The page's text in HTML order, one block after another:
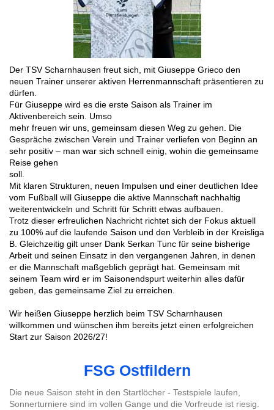
Der TSV Scharnhausen freut sich, mit Giuseppe Grieco den
neuen Trainer unserer aktiven Herrenmannschaft präsentieren zu
dürfen.
Für Giuseppe wird es die erste Saison als Trainer im
Aktivenbereich sein. Umso
mehr freuen wir uns, gemeinsam diesen Weg zu gehen. Die
Gespräche zwischen Verein und Trainer verliefen von Beginn an
sehr positiv – man war sich schnell einig, wohin die gemeinsame
Reise gehen
soll.
Mit klaren Strukturen, neuen Impulsen und einer deutlichen Idee
vom Fußball will Giuseppe die aktive Mannschaft nachhaltig
weiterentwickeln und Schritt für Schritt etwas aufbauen.
Trotz dieser erfreulichen Nachricht richtet sich der Fokus aktuell
zu 100% auf die laufende Saison und den Verbleib in der Kreisliga
B. Gleichzeitig gilt unser Dank Serkan Tunc für seine bisherige
Arbeit und seinen Einsatz in den vergangenen Jahren, in denen
er die Mannschaft maßgeblich geprägt hat. Gemeinsam mit
seinem Team wird er im Saisonendspurt weiterhin alles dafür
geben, das gemeinsame Ziel zu erreichen.
Wir heißen Giuseppe herzlich beim TSV Scharnhausen
willkommen und wünschen ihm bereits jetzt einen erfolgreichen
Start zur Saison 2026/27!
FSG Ostfildern
Die neue Saison steht in den Startlöcher - Testspiele laufen,
Sonnerturniere sind im vollen Gange und die Vorfreude ist riesig.